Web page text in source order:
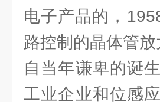
电子产品的，
路控制的晶体管
自当年谦卑的诞
工业企业和位感